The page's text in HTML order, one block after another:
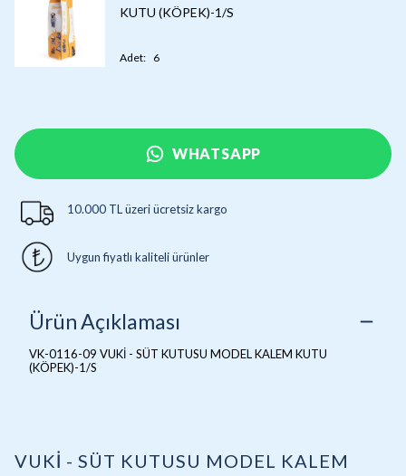
KUTU (KÖPEK)-1/S
Adet: 6
WHATSAPP
10.000 TL üzeri ücretsiz kargo
Uygun fiyatlı kaliteli ürünler
Ürün Açıklaması
VK-0116-09 VUKİ - SÜT KUTUSU MODEL KALEM KUTU
(KÖPEK)-1/S
VUKİ - SÜT KUTUSU MODEL KALEM